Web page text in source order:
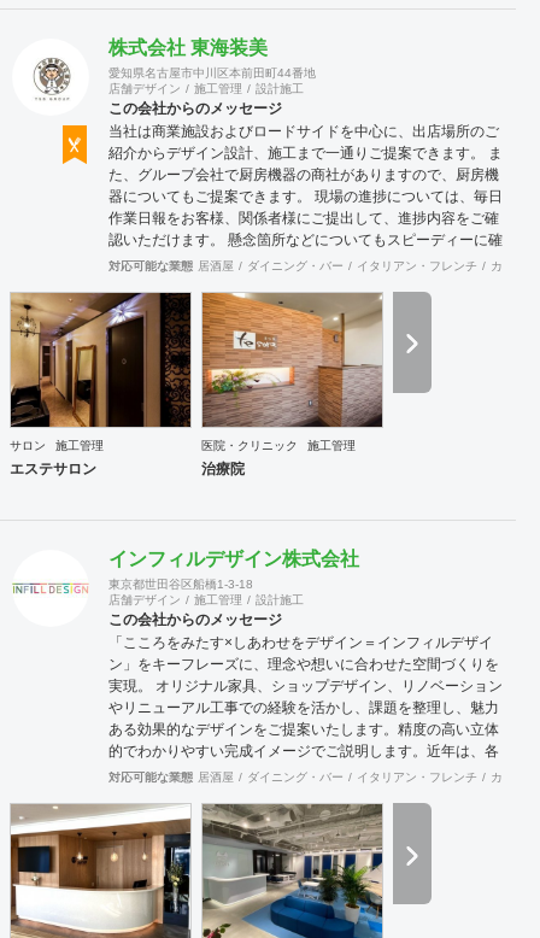
株式会社 東海装美
愛知県名古屋市中川区本前田町44番地
店舗デザイン
施工管理 設計施工
この会社からのメッセージ
当社は商業施設およびロードサイドを中心に、出店場所のご
紹介からデザイン設計、施工まで一通りご提案できます。 ま
た、グループ会社で厨房機器の商社がありますので、厨房機
器についてもご提案できます。 現場の進捗については、毎日
作業日報をお客様、関係者様にご提出して、進捗内容をご確
認いただけます。 懸念箇所などについてもスピーディーに確
認、修正できます。 店舗内装のみならず、当社の店舗繁盛応
者、機器業者、プレスリリースなど何でもご相談ください。
対応可能な業態 居酒屋 ダイニング・バー イタリアン・フレンチ カフェ
サロン 施工管理
エステサロン
医院・クリニック 施工管理
治療院
インフィルデザイン株式会社
東京都世田谷区船橋1-3-18
店舗デザイン
施工管理 設計施工
この会社からのメッセージ
「こころをみたす×しあわせをデザイン＝インフィルデザイ
ン」をキーフレーズに、理念や想いに合わせた空間づくりを
実現。 オリジナル家具、ショップデザイン、リノベーション
やリニューアル工事での経験を活かし、課題を整理し、魅力
ある効果的なデザインをご提案いたします。精度の高い立体
的でわかりやすい完成イメージでご説明します。近年は、各
地域の自治体様からエリア全体の構想や空き施設の有効利用
をいただいています。 連携スタッフには経験豊富な一級建築
士もおりますので、立地に合わせた集客できる施設・店舗づ
くりを事業構想から、デザイン・設計・工事監理までサポー
トさせていただきます。
対応可能な業態 居酒屋 ダイニング・バー イタリアン・フレンチ カフェ